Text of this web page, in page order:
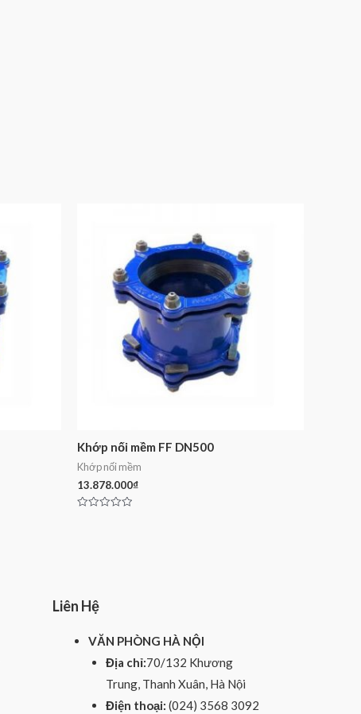
Khớp nối mềm FF DN500
Khớp nối mềm
13.878.000₫
Liên Hệ
VĂN PHÒNG HÀ NỘI
Địa chỉ:70/132 Khương
Trung, Thanh Xuân, Hà Nội
Điện thoại: (024) 3568 3092